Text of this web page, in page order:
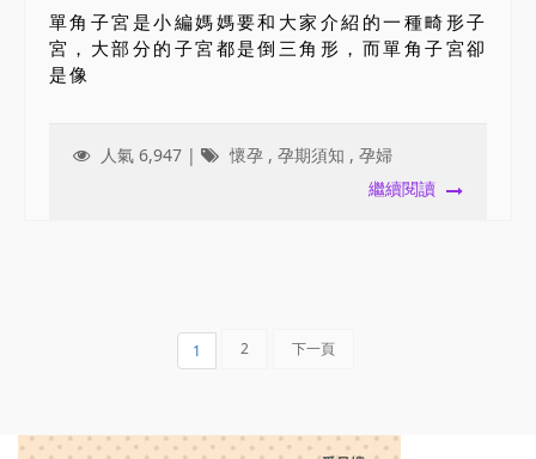
單角子宮是小編媽媽要和大家介紹的一種畸形子
宮，大部分的子宮都是倒三角形，而單角子宮卻
是像
人氣 6,947 | 懷孕 , 孕期須知 , 孕婦
繼續閱讀
1 2 下一頁